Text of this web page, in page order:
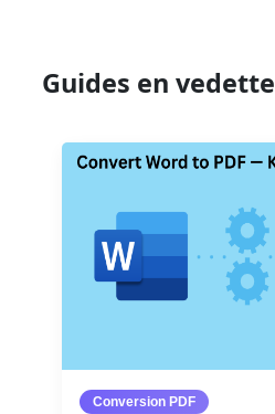
Guides en vedette
Conversion PDF